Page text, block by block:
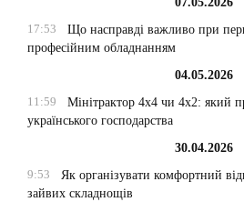
17:53
Що насправді важливо при
професійним обладнанням
04.05.2026
11:59
Мінітрактор 4х4 чи 4х2: який
українського господарства
30.04.2026
9:53
Як організувати комфортний
зайвих складнощів